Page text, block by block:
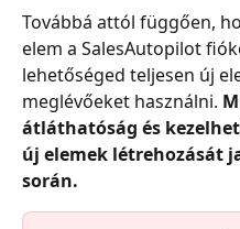
Továbbá attól függően,
elem a SalesAutopilot
lehetőséged teljesen új
meglévőeket használni.
átláthatóság és
új elemek létrehozását
során.